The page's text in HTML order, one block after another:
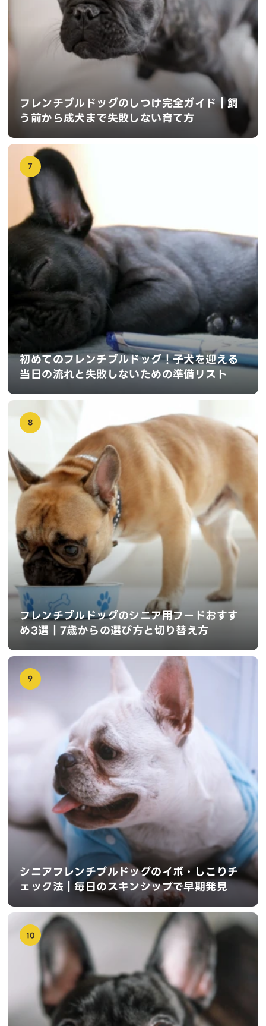
フレンチブルドッグのしつけ完全ガイド｜飼
う前から成犬まで失敗しない育て方
7
初めてのフレンチブルドッグ！子犬を迎える
当日の流れと失敗しないための準備リスト
8
フレンチブルドッグのシニア用フードおすす
め3選｜7歳からの選び方と切り替え方
9
シニアフレンチブルドッグのイボ・しこりチ
ェック法｜毎日のスキンシップで早期発見
10